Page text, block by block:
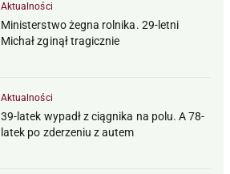
Aktualności
Ministerstwo żegna rolnika. 29-letni
Michał zginął tragicznie
Aktualności
39-latek wypadł z ciągnika na polu. A 78-
latek po zderzeniu z autem